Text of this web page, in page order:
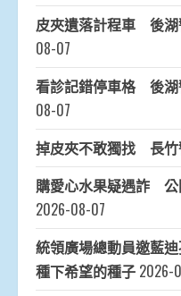
皮夾遺落計程車 後湖
08-07
看診記錯停車格 後湖
08-07
掉皮夾不敢獨找 長竹
購愛心水果疑遇詐 公
2026-08-07
統領廣場總動員邀藍
種下希望的種子 2026-